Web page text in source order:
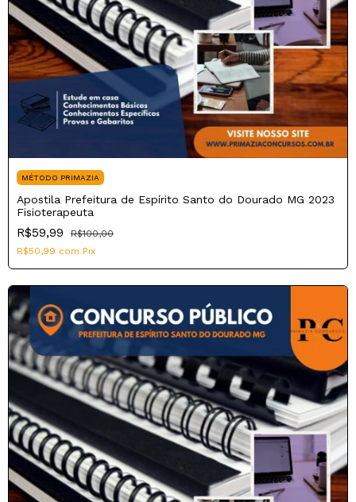
MÉTODO PRIMAZIA
Apostila Prefeitura de Espírito Santo do Dourado MG 2023
Fisioterapeuta
R$59,99
R$100,00
R$50,99 com Pix